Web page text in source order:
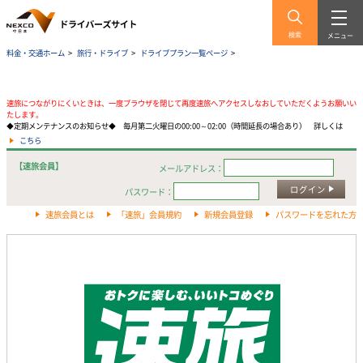
検索 メニュー
料金・交通ホーム > 旅行・ドライブ > ドライブプラン一覧ページ >
速旅につながりにくいときは、一度ブラウザを閉じて再度速旅へアクセスしなおしていただくようお願いい
たします。
◆定期メンテナンスのお知らせ◆ 毎月第二火曜日の00:00～02:00（時間延長の場合あり） 詳しくは
こちら
【速旅会員】
メールアドレス：
パスワード：
ログイン
速旅会員とは 「速旅」会員規約 新規会員登録 パスワードを忘れた方